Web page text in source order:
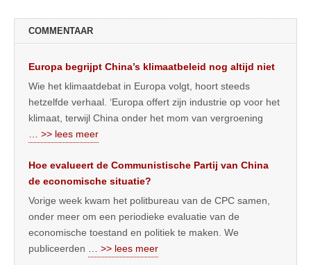
COMMENTAAR
Europa begrijpt China’s klimaatbeleid nog altijd niet
Wie het klimaatdebat in Europa volgt, hoort steeds
hetzelfde verhaal. ‘Europa offert zijn industrie op voor het
klimaat, terwijl China onder het mom van vergroening
… >> lees meer
Hoe evalueert de Communistische Partij van China
de economische situatie?
Vorige week kwam het politbureau van de CPC samen,
onder meer om een periodieke evaluatie van de
economische toestand en politiek te maken. We
publiceerden
… >> lees meer